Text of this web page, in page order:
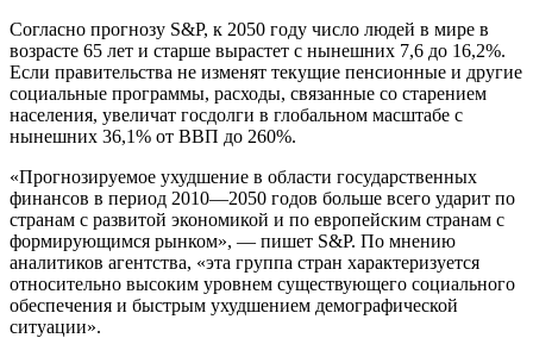
Согласно прогнозу S&P, к 2050 году число людей в мире в
возрасте 65 лет и старше вырастет с нынешних 7,6 до 16,2%.
Если правительства не изменят текущие пенсионные и другие
социальные программы, расходы, связанные со старением
населения, увеличат госдолги в глобальном масштабе с
нынешних 36,1% от ВВП до 260%.
«Прогнозируемое ухудшение в области государственных
финансов в период 2010—2050 годов больше всего ударит по
странам с развитой экономикой и по европейским странам с
формирующимся рынком», — пишет S&P. По мнению
аналитиков агентства, «эта группа стран характеризуется
относительно высоким уровнем существующего социального
обеспечения и быстрым ухудшением демографической
ситуации».